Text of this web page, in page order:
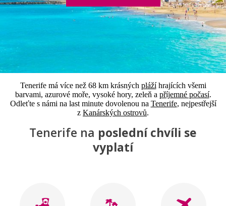
Tenerife má více než 68 km krásných plážíhrajících všemi
barvami, azurové moře, vysoké hory, zeleň a příjemné počasí.
Odleťte s námi na last minute dovolenou na Tenerife, nejpestřejší
z Kanárských ostrovů.
Tenerife na poslední chvíli se
vyplatí